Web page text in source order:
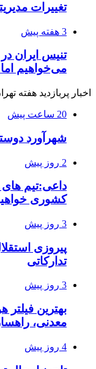
تغییرات
3 هفته پیش
تنیس ایران
می‌خواهیم
اخبار پربازدید هفته
20 ساعت پیش
شهرآورد
2 روز پیش
داعی:تیم های
کشوری
3 روز پیش
پیروزی
تدارکاتی
3 روز پیش
بهترین
معدنی،
4 روز پیش